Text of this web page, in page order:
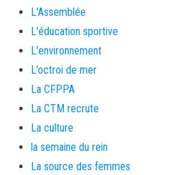
L'Assemblée
L'éducation sportive
L'environnement
L’octroi de mer
La CFPPA
La CTM recrute
La culture
la semaine du rein
La source des femmes